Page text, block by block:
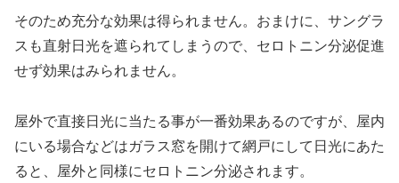
そのため充分な効果は得られません。おまけに、 サングラ
スも直射日光を遮られてしまうので、セロトニン分泌促進
せず効果はみられません。
屋外で直接日光に当たる事が一番効果あるのですが、
屋内
にいる場合などはガラス窓を開けて網戸にして日光にあた
ると、屋外と同様にセロトニン分泌されます。